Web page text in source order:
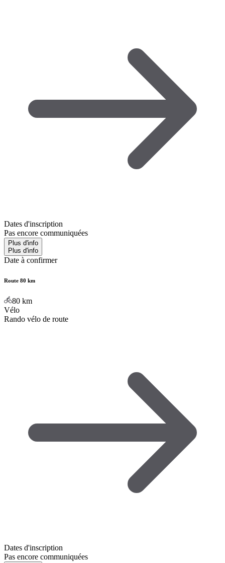
Dates d'inscription
Pas encore communiquées
Plus d'info
Plus d'info
Date à confirmer
Route 80 km
80 km
Vélo
Rando vélo de route
Dates d'inscription
Pas encore communiquées